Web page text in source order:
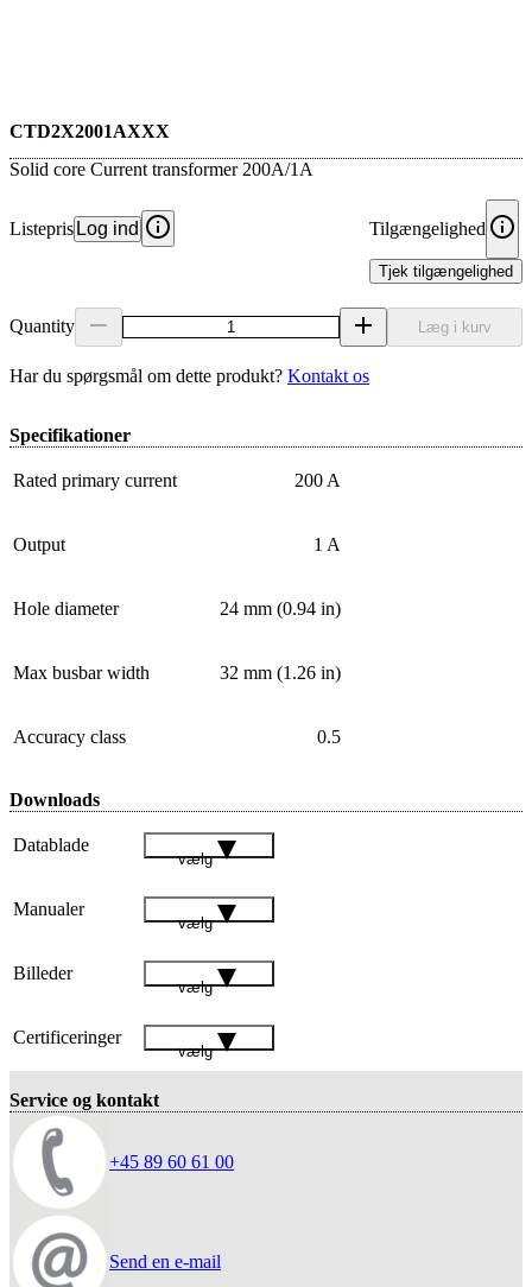
CTD2X2001AXXX
Solid core Current transformer 200A/1A
Listepris Log ind Tilgængelighed
Tjek tilgængelighed
Quantity Læg i kurv
Har du spørgsmål om dette produkt? Kontakt os
Specifikationer
Rated primary current 200 A
Output 1 A
Hole diameter 24 mm (0.94 in)
Max busbar width 32 mm (1.26 in)
Accuracy class 0.5
Downloads
Datablade
vælg
Manualer
vælg
Billeder
vælg
Certificeringer
vælg
Service og kontakt
+45 89 60 61 00
Send en e-mail